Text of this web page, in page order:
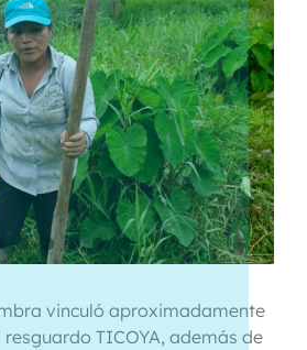
vinculó aproximadamente
TICOYA, además de